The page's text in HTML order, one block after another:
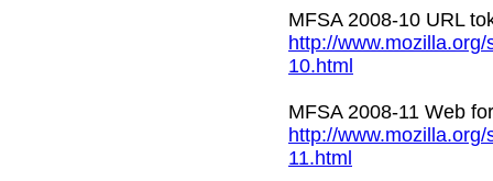
MFSA 2008-10 URL
http://
10.html
MFSA 2008-11 Web
http://
11.html